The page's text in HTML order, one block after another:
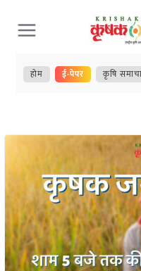
Skip
to
content
होम ई-पेपर कृषि